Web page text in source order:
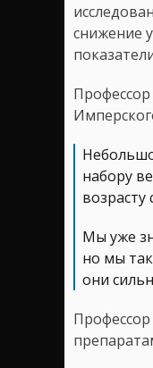
снижение
набору
Мы уже
но мы
они